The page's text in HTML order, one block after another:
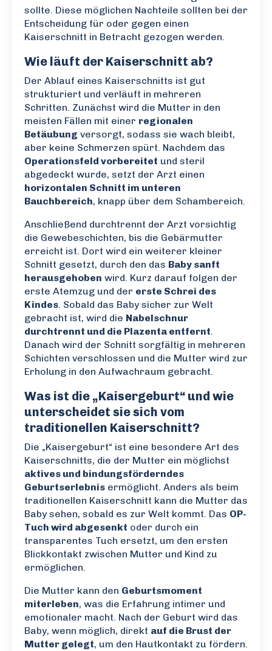
sollte. Diese möglichen Nachteile sollten bei der
Entscheidung für oder gegen einen
Kaiserschnitt in Betracht gezogen werden.
Wie läuft der Kaiserschnitt ab?
Der Ablauf eines Kaiserschnitts ist gut
strukturiert und verläuft in mehreren
Schritten. Zunächst wird die Mutter in den
meisten Fällen mit einer regionalen
Betäubung versorgt, sodass sie wach bleibt,
aber keine Schmerzen spürt. Nachdem das
Operationsfeld vorbereitet und steril
abgedeckt wurde, setzt der Arzt einen
horizontalen Schnitt im unteren
Bauchbereich, knapp über dem Schambereich.
Anschließend durchtrennt der Arzt vorsichtig
die Gewebeschichten, bis die Gebärmutter
erreicht ist. Dort wird ein weiterer kleiner
Schnitt gesetzt, durch den das Baby sanft
herausgehoben wird. Kurz darauf folgen der
erste Atemzug und der erste Schrei des
Kindes. Sobald das Baby sicher zur Welt
gebracht ist, wird die Nabelschnur
durchtrennt und die Plazenta entfernt.
Danach wird der Schnitt sorgfältig in mehreren
Schichten verschlossen und die Mutter wird zur
Erholung in den Aufwachraum gebracht.
Was ist die „Kaisergeburt“ und wie
unterscheidet sie sich vom
traditionellen Kaiserschnitt?
Die „Kaisergeburt“ ist eine besondere Art des
Kaiserschnitts, die der Mutter ein möglichst
aktives und bindungsförderndes
Geburtserlebnis ermöglicht. Anders als beim
traditionellen Kaiserschnitt kann die Mutter das
Baby sehen, sobald es zur Welt kommt. Das OP-
Tuch wird abgesenkt oder durch ein
transparentes Tuch ersetzt, um den ersten
Blickkontakt zwischen Mutter und Kind zu
ermöglichen.
Die Mutter kann den Geburtsmoment
miterleben, was die Erfahrung intimer und
emotionaler macht. Nach der Geburt wird das
Baby, wenn möglich, direkt auf die Brust der
Mutter gelegt, um den Hautkontakt zu fördern.